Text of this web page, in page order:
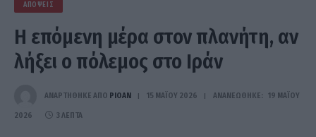
ΑΠΌΨΕΙΣ
Η επόμενη μέρα στον πλανήτη, αν
λήξει ο πόλεμος στο Ιράν
ΑΝΑΡΤΗΘΗΚΕ ΑΠΟ PIOAN 15 ΜΑΪ́ΟΥ 2026 ΑΝΑΝΕΏΘΗΚΕ: 19 ΜΑΪ́ΟΥ
2026 3 ΛΕΠΤΆ